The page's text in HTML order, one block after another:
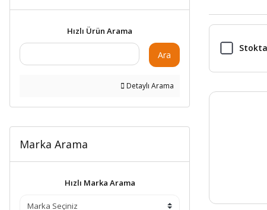
Hızlı Ürün Arama
Ara
Detaylı Arama
Marka Arama
Hızlı Marka Arama